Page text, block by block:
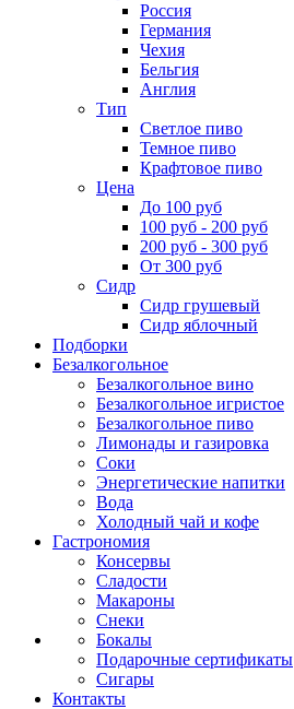
Россия
Германия
Чехия
Бельгия
Англия
Тип
Светлое пиво
Темное пиво
Крафтовое пиво
Цена
До 100 руб
100 руб - 200 руб
200 руб - 300 руб
От 300 руб
Сидр
Сидр грушевый
Сидр яблочный
Подборки
Безалкогольное
Безалкогольное вино
Безалкогольное игристое
Безалкогольное пиво
Лимонады и газировка
Соки
Энергетические напитки
Вода
Холодный чай и кофе
Гастрономия
Консервы
Сладости
Макароны
Снеки
Бокалы
Подарочные сертификаты
Сигары
Контакты